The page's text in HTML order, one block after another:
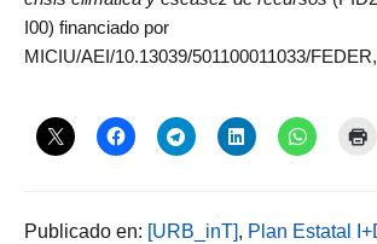
I00) financiado por
MICIU/AEI/10.13039/501100011033/
Publicado en: [URB_inT] , Plan Estatal